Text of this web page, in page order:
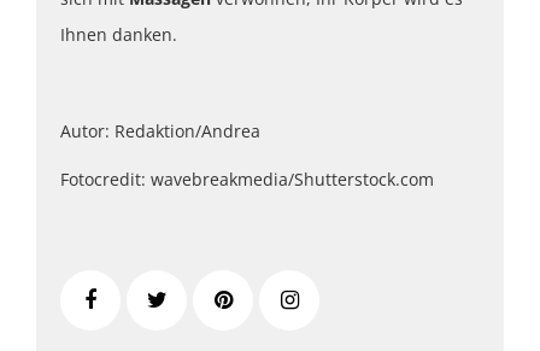
Ihnen danken.
Autor: Redaktion/Andrea
Fotocredit: wavebreakmedia/Shutterstock.com